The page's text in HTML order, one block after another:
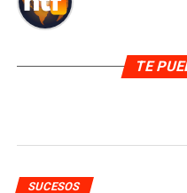
TE
SUCESOS